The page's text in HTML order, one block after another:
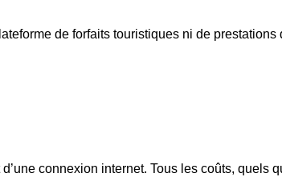
de forfaits touristiques ni de
connexion internet. Tous les coûts, quels